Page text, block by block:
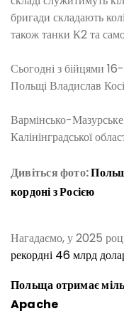
бригади складають
також танки К2 та
Сьогодні з бійцями
Польщі Владислав
Вармінсько-
Калінінградської
Дивіться фото:
кордоні з Росією
Нагадаємо, у 2025
рекордні 46 млрд
Польща отримає
Apache